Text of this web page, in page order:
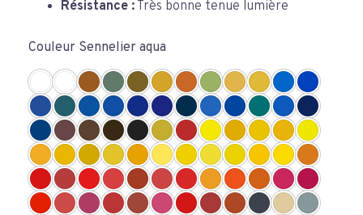
Résistance : Très bonne tenue lumière
Couleur Sennelier aqua